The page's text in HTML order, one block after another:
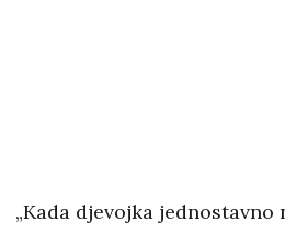
„Kada djevojka